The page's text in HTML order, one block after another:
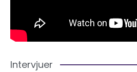
Intervjuer